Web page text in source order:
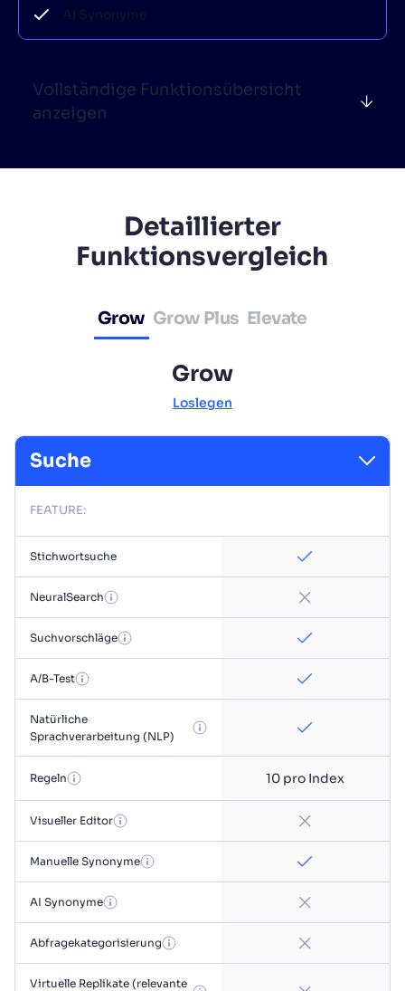
AI Synonyme
Vollständige Funktionsübersicht
anzeigen
Detaillierter
Funktionsvergleich
Grow Grow Plus Elevate
Grow
Loslegen
Suche
FEATURE:
Stichwortsuche
NeuralSearch
Suchvorschläge
A/B-Test
Natürliche
Sprachverarbeitung (NLP)
Regeln 10 pro Index
Visueller Editor
Manuelle Synonyme
AI Synonyme
Abfragekategorisierung
Virtuelle Replikate (relevante